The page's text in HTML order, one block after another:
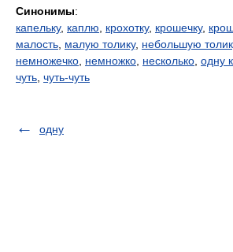
Синонимы:
капельку, каплю крохотку, крошечку,
малость малую толику, небольшую
немножечко немножко несколько одну
чуть чуть-чуть
одну